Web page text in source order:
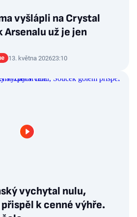
vyšlápli na Crystal
Arsenalu už je jen
13. května 202623:10
vychytal nulu,
k cenné výhře.